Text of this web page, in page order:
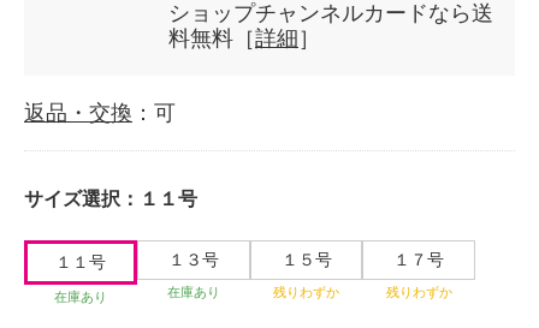
ショップチャンネルカードなら送
料無料［詳細 ］
返品・交換 ：可
サイズ選択： １１号
１１号
在庫あり
１３号
在庫あり
１５号
残りわずか
１７号
残りわずか